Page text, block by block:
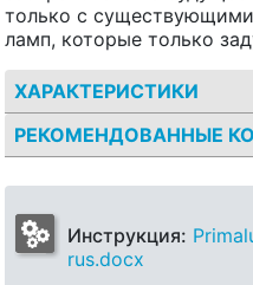
только с
ламп, которые только
ХАРАКТЕРИСТИКИ
РЕКОМЕНДОВАННЫЕ
Инструкция:
rus.docx